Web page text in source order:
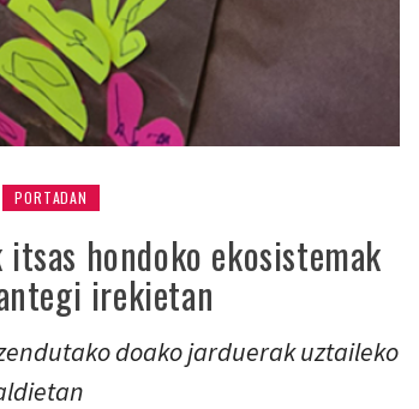
PORTADAN
hondoko ekosistemak
irekietan
doako jarduerak uztaileko